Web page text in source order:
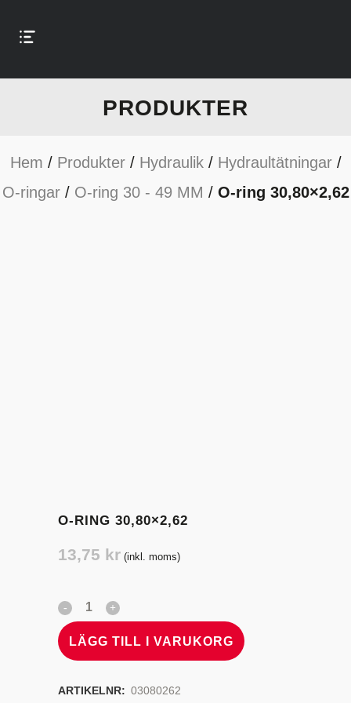
PRODUKTER
Hem / Produkter/ Hydraulik/ Hydraultätningar/
O-ringar/ O-ring 30 - 49 MM / O-ring 30,80×2,62
O-RING 30,80×2,62
13,75 kr (inkl. moms)
LÄGG TILL I VARUKORG
ARTIKELNR: 03080262